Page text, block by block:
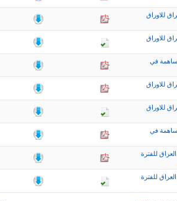
للاوراق
للاوراق
في
للاوراق
للاوراق
في
للفترة
للفترة